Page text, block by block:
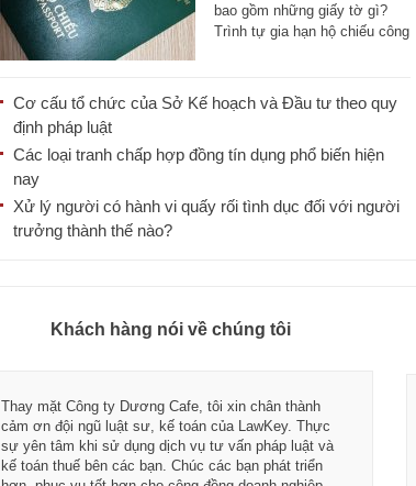
bao gồm những giấy tờ gì?
Trình tự gia hạn hộ chiếu công
Cơ cấu tổ chức của Sở Kế hoạch và Đầu tư theo quy
định pháp luật
Các loại tranh chấp hợp đồng tín dụng phổ biến hiện
nay
Xử lý người có hành vi quấy rối tình dục đối với người
trưởng thành thế nào?
Khách hàng nói về chúng tôi
Thay mặt Công ty Dương Cafe, tôi xin chân thành
cảm ơn đội ngũ luật sư, kế toán của LawKey. Thực
sự yên tâm khi sử dụng dịch vụ tư vấn pháp luật và
kế toán thuế bên các bạn. Chúc các bạn phát triển